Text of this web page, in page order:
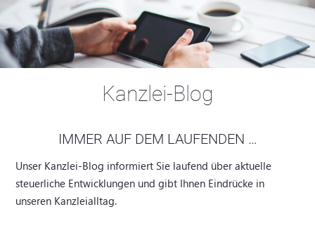
Kanzlei-Blog
IMMER AUF DEM LAUFENDEN …
Unser Kanzlei-Blog informiert Sie laufend über aktuelle
steuerliche Entwicklungen und gibt Ihnen Eindrücke in
unseren Kanzleialltag.